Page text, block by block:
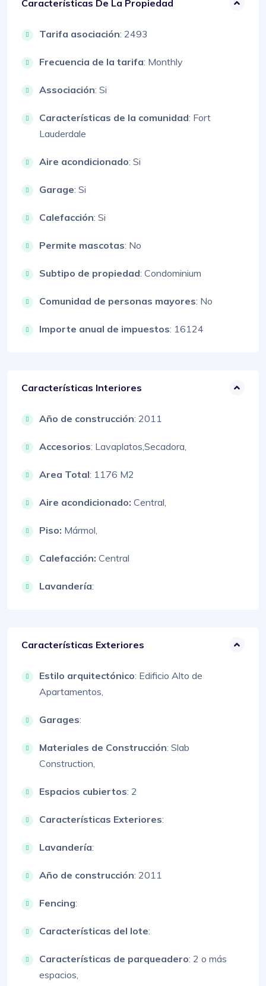
Características De La Propiedad
Tarifa asociación: 2493
Frecuencia de la tarifa: Monthly
Associación: Si
Características de la comunidad: Fort
Lauderdale
Aire acondicionado: Si
Garage: Si
Calefacción: Si
Permite mascotas: No
Subtipo de propiedad: Condominium
Comunidad de personas mayores: No
Importe anual de impuestos: 16124
Características Interiores
Año de construcción: 2011
Accesorios: Lavaplatos,Secadora,
Area Total: 1176 M2
Aire acondicionado: Central,
Piso: Mármol,
Calefacción: Central
Lavandería:
Características Exteriores
Estilo arquitectónico: Edificio Alto de
Apartamentos,
Garages:
Materiales de Construcción: Slab
Construction,
Espacios cubiertos: 2
Características Exteriores:
Lavandería:
Año de construcción: 2011
Fencing:
Características del lote:
Características de parqueadero: 2 o más
espacios,